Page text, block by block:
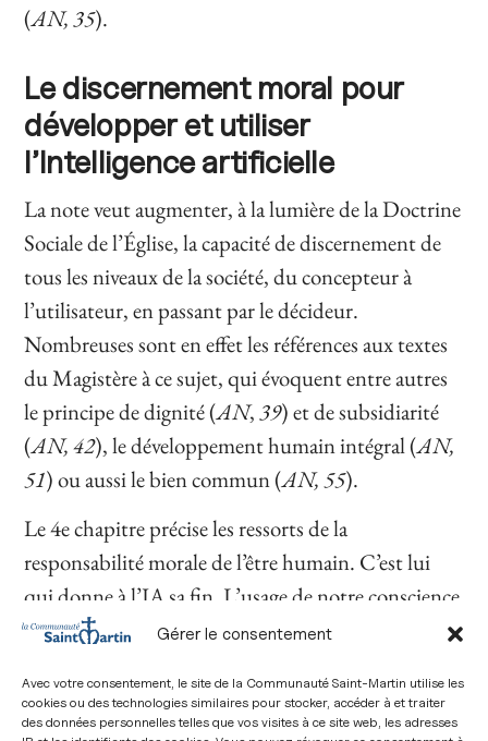
Gérer le consentement
Avec votre consentement, le site de la Communauté Saint-Martin utilise les
cookies ou des technologies similaires pour stocker, accéder à et traiter
des données personnelles telles que vos visites à ce site web, les adresses
(AN, 35).
Le discernement moral pour
développer et utiliser
l’Intelligence artificielle
La note veut augmenter, à la lumière de la Doctrine
Sociale de l’Église, la capacité de discernement de
tous les niveaux de la société, du concepteur à
l’utilisateur, en passant par le décideur.
Nombreuses sont en effet les références aux textes
du Magistère à ce sujet, qui évoquent entre autres
le principe de dignité (AN,39) et de subsidiarité
(AN, 42), le développement humain intégral (AN,
51) ou aussi le bien commun (AN, 55).
Le 4e chapitre précise les ressorts de la
responsabilité morale de l’être humain. C’est lui
qui donne à l’IA sa fin. L’usage de notre conscience
est d’ailleurs une partie de l’exercice de notre
positive : promouvoir le bien-être des individus et
des communautés (AN, 40). Ce principe est